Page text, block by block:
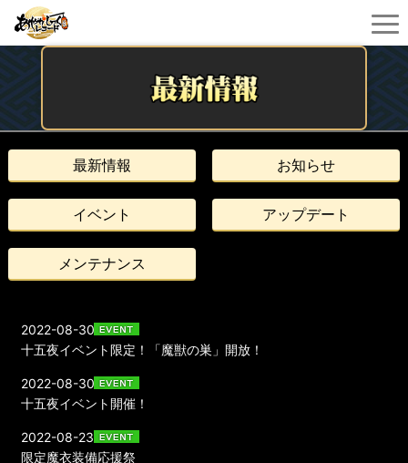
最新情報 お知らせ
イベント アップデート
メンテナンス
十五夜イベント限定！「魔獣の巣」開放！
2022-08-30
十五夜イベント開催！
2022-08-30
限定魔衣装備応援祭
2022-08-23